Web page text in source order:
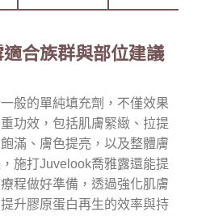
合族群與部位建議
般的單純填充劑，不僅效果
功效，包括肌膚緊緻、拉提
滿、膚色提亮，以及整體膚
施打Juvelook喬雅露還能提
療程做好準備，透過強化肌膚
升膠原蛋白再生的效率與持